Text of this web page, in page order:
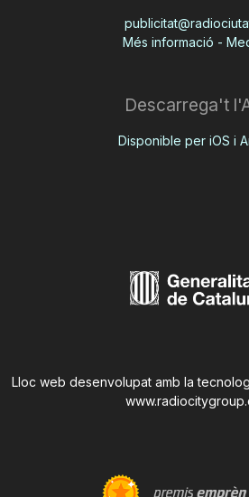
Més informació -
Descarrega't
Disponible per iOS i
Lloc web desenvolupat amb la